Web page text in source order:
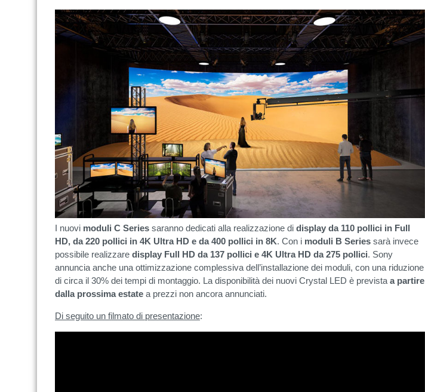
I nuovi moduli C Series saranno dedicati alla realizzazione di display da 110 pollici in Full
HD, da 220 pollici in 4K Ultra HD e da 400 pollici in 8K. Con i moduli B Series sarà invece
possibile realizzare display Full HD da 137 pollici e 4K Ultra HD da 275 pollici. Sony
annuncia anche una ottimizzazione complessiva dell’installazione dei moduli, con una riduzione
di circa il 30% dei tempi di montaggio. La disponibilità dei nuovi Crystal LED è prevista a partire
dalla prossima estate a prezzi non ancora annunciati.
Di seguito un filmato di presentazione: